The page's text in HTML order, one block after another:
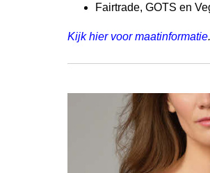
Fairtrade, GOTS en
Kijk hier voor maatinformatie